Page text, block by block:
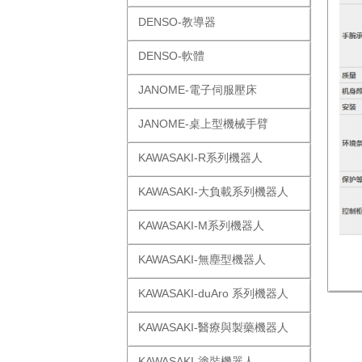
DENSO-教導器
DENSO-軟體
JANOME-電子伺服壓床
JANOME-桌上型機械手臂
KAWASAKI-R系列機器人
KAWASAKI-大負載系列機器人
KAWASAKI-M系列機器人
KAWASAKI-無塵型機器人
KAWASAKI-duAro 系列機器人
KAWASAKI-醫療與製藥機器人